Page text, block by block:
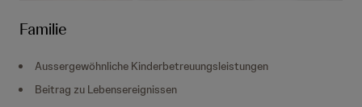
Familie
Aussergewöhnliche Kinderbetreuungsleistungen
Beitrag zu Lebensereignissen